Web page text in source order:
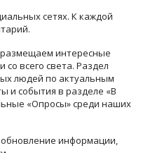
сетях. К каждой
интересные
всего света. Раздел
людей по актуальным
и события в разделе «В
«Опросы» среди наших
информации,